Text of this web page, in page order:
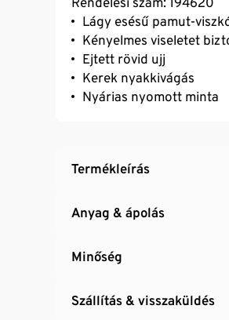
Lágy esésű pamut-
Kényelmes viseletet
Ejtett rövid ujj
Kerek nyakkivágás
Nyárias nyomott minta
Termékleírás
Anyag & ápolás
Minőség
Szállítás & visszaküldés